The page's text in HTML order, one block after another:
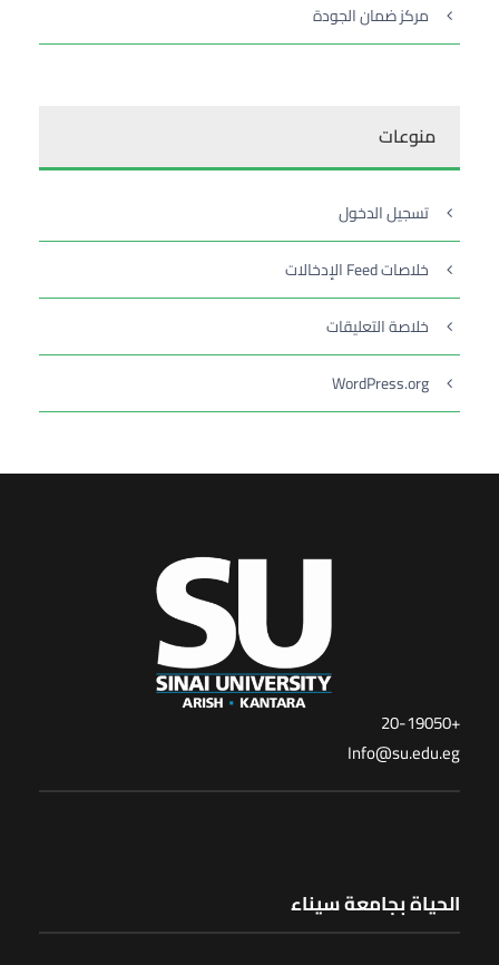
مركز ضمان الجودة
منوعات
تسجيل الدخول
خلاصات Feed الإدخالات
خلاصة التعليقات
WordPress.org
+20-19050
Info@su.edu.eg
الحياة بجامعة سيناء